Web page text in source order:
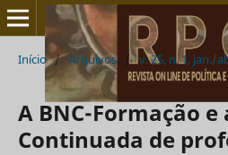
Início / Arquivos / v. 25, n. 1, jan./
A BNC-Formação
Continuada de